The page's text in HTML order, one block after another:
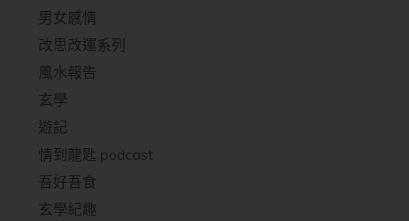
男女感情
改思改運系列
風水報告
玄學
遊記
情到龍匙 podcast
吾好吾食
玄學紀趣